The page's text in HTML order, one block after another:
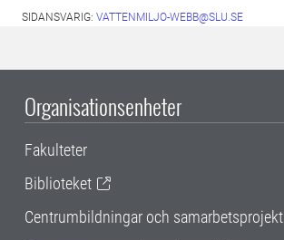
SIDANSVARIG: VATTENMILJO-WEBB@SLU.SE
Organisationsenheter
Fakulteter
Biblioteket
Centrumbildningar och samarbetsprojekt